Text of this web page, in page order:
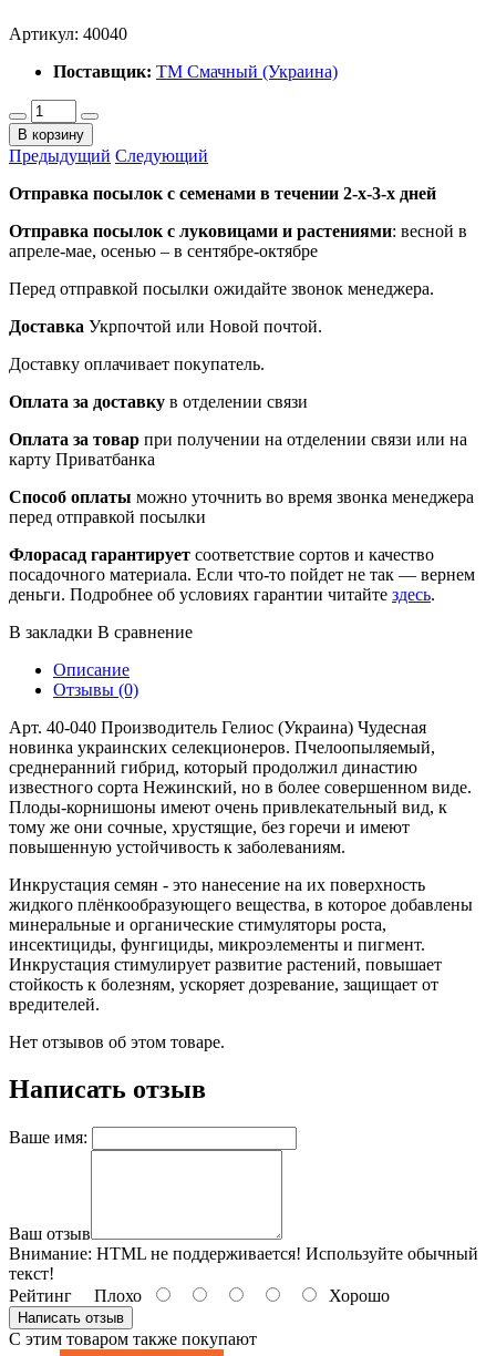
Артикул: 40040
Поставщик: ТМ Смачный (Украина)
В корзину
Предыдущий Следующий
Отправка посылок с семенами в течении 2-х-3-х дней
Отправка посылок с луковицами и растениями: весной в
апреле-мае, осенью – в сентябре-октябре
Перед отправкой посылки ожидайте звонок менеджера.
Доставка Укрпочтой или Новой почтой.
Доставку оплачивает покупатель.
Оплата за доставку в отделении связи
Оплата за товар при получении на отделении связи или на
карту Приватбанка
Способ оплаты можно уточнить во время звонка менеджера
перед отправкой посылки
Флорасад гарантирует соответствие сортов и качество
посадочного материала. Если что-то пойдет не так — вернем
деньги. Подробнее об условиях гарантии читайте здесь.
В закладки В сравнение
Описание
Отзывы (0)
Арт. 40-040 Производитель Гелиос (Украина) Чудесная
новинка украинских селекционеров. Пчелоопыляемый,
среднеранний гибрид, который продолжил династию
известного сорта Нежинский, но в более совершенном виде.
Плоды-корнишоны имеют очень привлекательный вид, к
тому же они сочные, хрустящие, без горечи и имеют
повышенную устойчивость к заболеваниям.
Инкрустация семян - это нанесение на их поверхность
жидкого плёнкообразующего вещества, в которое добавлены
минеральные и органические стимуляторы роста,
инсектициды, фунгициды, микроэлементы и пигмент.
Инкрустация стимулирует развитие растений, повышает
стойкость к болезням, ускоряет дозревание, защищает от
вредителей.
Нет отзывов об этом товаре.
Написать отзыв
Ваше имя:
Ваш отзыв
Внимание: HTML не поддерживается! Используйте обычный
текст!
Рейтинг Плохо Хорошо
Написать отзыв
С этим товаром также покупают